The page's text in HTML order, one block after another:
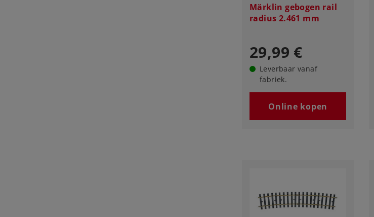
Märklin gebogen rail
radius 2.461 mm
29,99 €
Leverbaar vanaf
fabriek.
Online kopen